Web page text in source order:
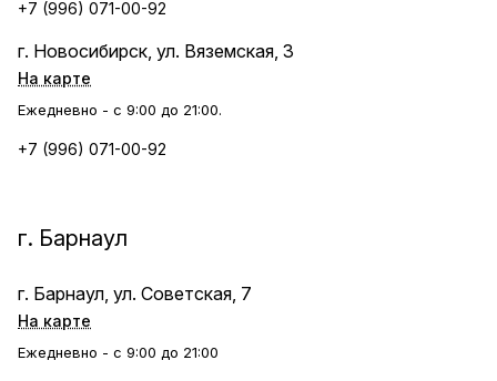
+7 (996) 071-00-92
г. Новосибирск, ул. Вяземская, 3
На карте
Ежедневно - с 9:00 до 21:00.
+7 (996) 071-00-92
г. Барнаул
г. Барнаул, ул. Советская, 7
На карте
Ежедневно - с 9:00 до 21:00